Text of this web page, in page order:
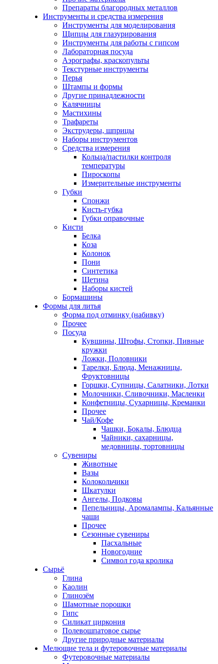
Препараты благородных металлов
Инструменты и средства измерения
Инструменты для моделирования
Щипцы для глазурирования
Инструменты для работы с гипсом
Лабораторная посуда
Аэрографы, краскопульты
Текстурные инструменты
Перья
Штампы и формы
Другие принадлежности
Калячницы
Мастихины
Трафареты
Экструдеры, шприцы
Наборы инструментов
Средства измерения
Кольца/пастилки контроля
температуры
Пироскопы
Измерительные инструменты
Губки
Спонжи
Кисть-губка
Губки оправочные
Кисти
Белка
Коза
Колонок
Пони
Синтетика
Щетина
Наборы кистей
Бормашины
Формы для литья
Форма под отминку (набивку)
Прочее
Посуда
Кувшины, Штофы, Стопки, Пивные
кружки
Ложки, Половники
Тарелки, Блюда, Менажницы,
Фруктовницы
Горшки, Супницы, Салатники, Лотки
Молочники, Сливочники, Масленки
Конфетницы, Сухарницы, Креманки
Прочее
Чай/Кофе
Чашки, Бокалы, Блюдца
Чайники, сахарницы,
медовницы, тортовницы
Сувениры
Животные
Вазы
Колокольчики
Шкатулки
Ангелы, Подковы
Пепельницы, Аромалампы, Кальянные
чаши
Прочее
Сезонные сувениры
Пасхальные
Новогодние
Символ года кролика
Сырьё
Глина
Каолин
Глинозём
Шамотные порошки
Гипс
Силикат циркония
Полевошпатовое сырье
Другие природные материалы
Мелющие тела и футеровочные материалы
Футеровочные материалы